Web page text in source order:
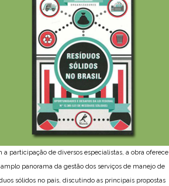
a participação de diversos especialistas, a obra oferece
panorama da gestão dos serviços de manejo de
sólidos no país, discutindo as principais propostas